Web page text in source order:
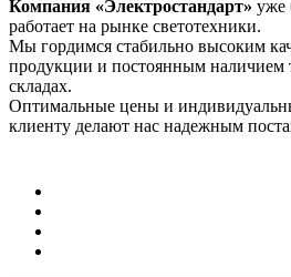
Компания «Электростандарт» уже
работает на рынке светотехники.
Мы гордимся стабильно высоким
продукции и постоянным наличием
складах.
Оптимальные цены и
клиенту делают нас надежным